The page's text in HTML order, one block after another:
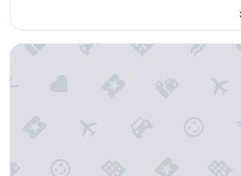
s
nKurokawa, Mori no Cottage